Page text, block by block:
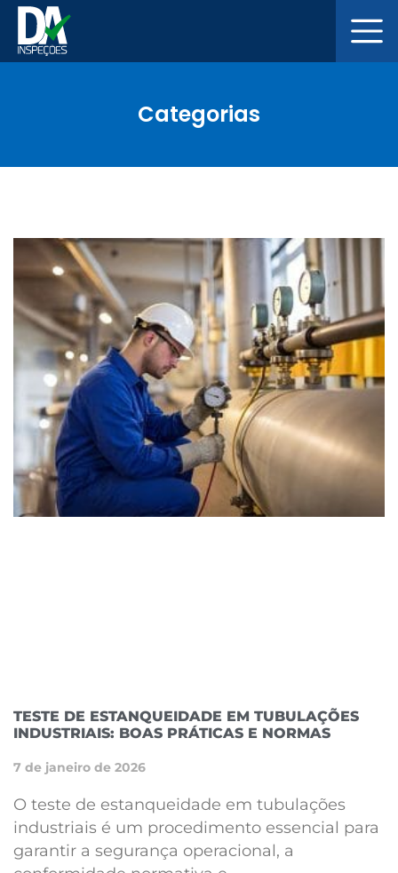
Categorias
TESTE DE ESTANQUEIDADE EM TUBULAÇÕES
INDUSTRIAIS: BOAS PRÁTICAS E NORMAS
7 de janeiro de 2026
O teste de estanqueidade em tubulações
industriais é um procedimento essencial para
garantir a segurança operacional, a